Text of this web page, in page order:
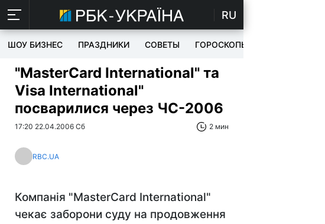
RU
ШОУ БИЗНЕС ПРАЗДНИКИ СОВЕТЫ ГОРОСКОПЫ
"MasterCard International" та
Visa International"
посварилися через ЧС-2006
17:20 22.04.2006 Сб 2 мин
RBC.UA
Компанія "MasterCard International"
чекає заборони суду на продовження